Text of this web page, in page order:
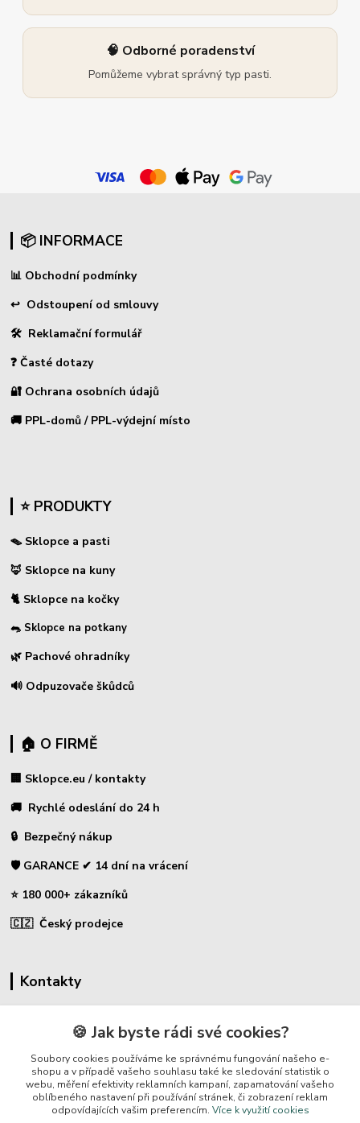
🧠 Odborné poradenství
Pomůžeme vybrat správný typ pasti.
📦 INFORMACE
📊 Obchodní podmínky
↩ Odstoupení od smlouvy
🛠 Reklamační formulář
❓ Časté dotazy
🔐 Ochrana osobních údajů
🚚 PPL-domů / PPL-výdejní místo
⭐ PRODUKTY
🪤 Sklopce a pasti
🦊 Sklopce na kuny
🐈 Sklopce na kočky
🐀 Sklopce na potkany
🌿 Pachové ohradníky
🔊 Odpuzovače škůdců
🏠 O FIRMĚ
🏢 Sklopce.eu / kontakty
🚚 Rychlé odeslání do 24 h
🔒 Bezpečný nákup
🛡️ GARANCE ✔ 14 dní na vrácení
⭐ 180 000+ zákazníků
🇨🇿 Český prodejce
Kontakty
🛡️ Zákaznická podpora
📞 728 007 997
⏰ Po-Pá | 7:00 - 13:30 |
info@repulse.cz
🍪 Jak byste rádi své cookies?
Soubory cookies používáme ke správnému fungování našeho e-
shopu a v případě vašeho souhlasu také ke sledování statistik o
webu, měření efektivity reklamních kampaní, zapamatování vašeho
oblíbeného nastavení při používání stránek, či zobrazení reklam
odpovídajících vašim preferencím. Více k využití cookies